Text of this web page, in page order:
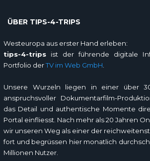
ÜBER TIPS-4-TRIPS
Westeuropa aus erster Hand erleben:
tips-4-trips ist der führende digitale
Portfolio derTV im Web GmbH
Unsere Wurzeln liegen in einer über
anspruchsvoller Dokumentarfilm-
das Detail und authentische Momente
Portal einfliesst. Nach mehr als 20 Jahren
wir unseren Weg als einer der
fort und begrüssen hier monatlich
Millionen Nutzer.